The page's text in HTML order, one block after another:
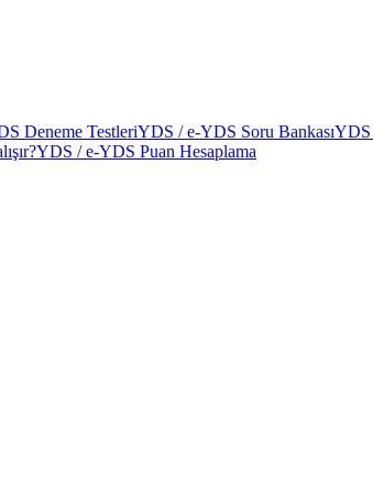
Deneme TestleriYDS / e-YDS Soru BankasıYDS
YDS / e-YDS Puan Hesaplama